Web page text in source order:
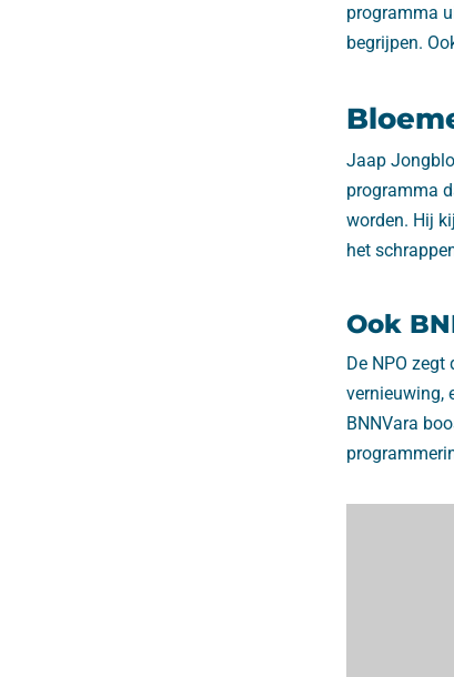
programma
begrijpen.
Jaap
programma
worden. Hij
het
Ook
De NPO
vernieuwing,
BNNVara